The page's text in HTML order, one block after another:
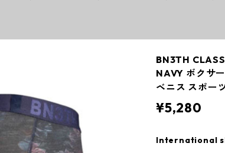
BN3TH
NAVY ボクサ
ベニス スポー
¥5,280
International